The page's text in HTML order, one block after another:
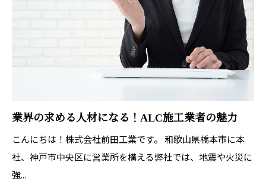
業界の求める人材になる！ALC施工業者の魅力
こんにちは！株式会社前田工業です。 和歌山県橋本市に本
社、神戸市中央区に営業所を構える弊社では、地震や火災に
強...